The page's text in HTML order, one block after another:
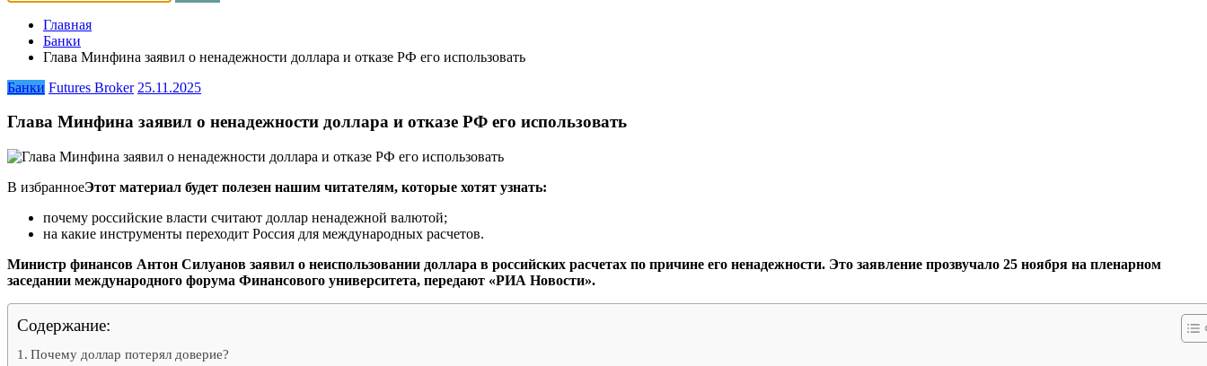
Главная
Банки
Глава Минфина заявил о ненадежности доллара и отказе РФ его использовать
Банки Futures Broker 25.11.2025
Глава Минфина заявил о ненадежности доллара и отказе РФ его использовать
В избранноеЭтот материал будет полезен нашим читателям, которые хотят узнать:
почему российские власти считают доллар ненадежной валютой;
на какие инструменты переходит Россия для международных расчетов.
Министр финансов Антон Силуанов заявил о неиспользовании доллара в российских расчетах по причине его ненадежности. Это заявление прозвучало 25 ноября на пленарном
заседании международного форума Финансового университета, передают «РИА Новости».
Содержание:
Почему доллар потерял доверие?